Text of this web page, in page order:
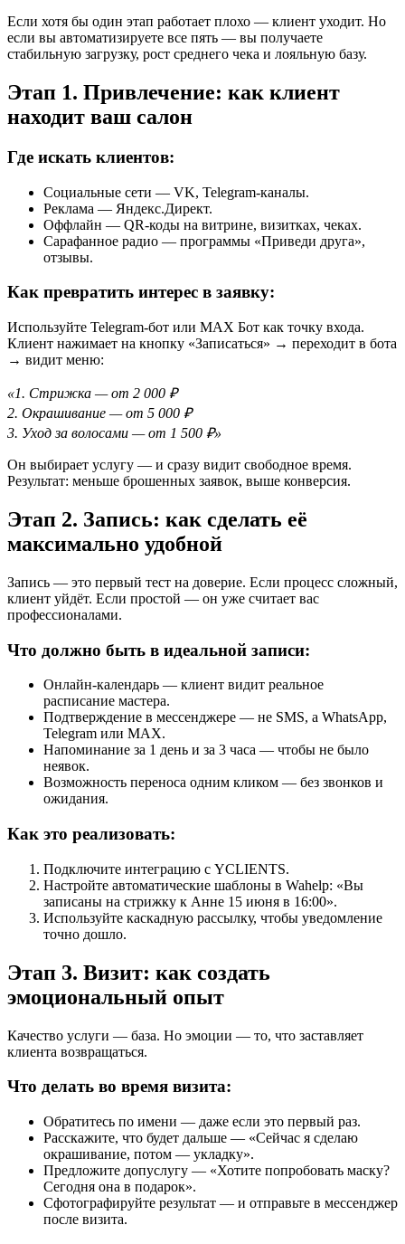
Если хотя бы один этап работает плохо — клиент уходит. Но
если вы автоматизируете все пять — вы получаете
стабильную загрузку, рост среднего чека и лояльную базу.
Этап 1. Привлечение: как клиент
находит ваш салон
Где искать клиентов:
Социальные сети — VK, Telegram-каналы.
Реклама — Яндекс.Директ.
Оффлайн — QR-коды на витрине, визитках, чеках.
Сарафанное радио — программы «Приведи друга»,
отзывы.
Как превратить интерес в заявку:
Используйте Telegram-бот или MAX Бот как точку входа.
Клиент нажимает на кнопку «Записаться» → переходит в бота
→ видит меню:
«1. Стрижка — от 2 000 ₽
2. Окрашивание — от 5 000 ₽
3. Уход за волосами — от 1 500 ₽»
Он выбирает услугу — и сразу видит свободное время.
Результат: меньше брошенных заявок, выше конверсия.
Этап 2. Запись: как сделать её
максимально удобной
Запись — это первый тест на доверие. Если процесс сложный,
клиент уйдёт. Если простой — он уже считает вас
профессионалами.
Что должно быть в идеальной записи:
Онлайн-календарь — клиент видит реальное
расписание мастера.
Подтверждение в мессенджере — не SMS, а WhatsApp,
Telegram или MAX.
Напоминание за 1 день и за 3 часа — чтобы не было
неявок.
Возможность переноса одним кликом — без звонков и
ожидания.
Как это реализовать:
Подключите интеграцию с YCLIENTS.
Настройте автоматические шаблоны в Wahelp: «Вы
записаны на стрижку к Анне 15 июня в 16:00».
Используйте каскадную рассылку, чтобы уведомление
точно дошло.
Этап 3. Визит: как создать
эмоциональный опыт
Качество услуги — база. Но эмоции — то, что заставляет
клиента возвращаться.
Что делать во время визита:
Обратитесь по имени — даже если это первый раз.
Расскажите, что будет дальше — «Сейчас я сделаю
окрашивание, потом — укладку».
Предложите допуслугу — «Хотите попробовать маску?
Сегодня она в подарок».
Сфотографируйте результат — и отправьте в мессенджер
после визита.